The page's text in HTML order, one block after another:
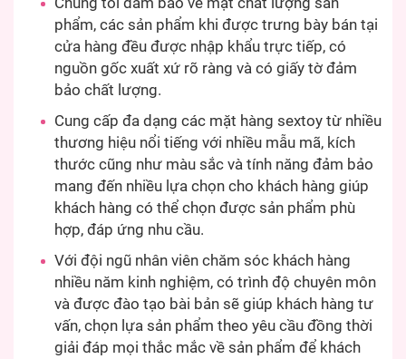
phẩm, các sản phẩm khi được trưng bày bán tại
cửa hàng đều được nhập khẩu trực tiếp, có
nguồn gốc xuất xứ rõ ràng và có giấy tờ đảm
bảo chất lượng.
Cung cấp đa dạng các mặt hàng sextoy từ nhiều
thương hiệu nổi tiếng với nhiều mẫu mã, kích
thước cũng như màu sắc và tính năng đảm bảo
mang đến nhiều lựa chọn cho khách hàng giúp
khách hàng có thể chọn được sản phẩm phù
hợp, đáp ứng nhu cầu.
Với đội ngũ nhân viên chăm sóc khách hàng
nhiều năm kinh nghiệm, có trình độ chuyên môn
và được đào tạo bài bản sẽ giúp khách hàng tư
vấn, chọn lựa sản phẩm theo yêu cầu đồng thời
giải đáp mọi thắc mắc về sản phẩm để khách